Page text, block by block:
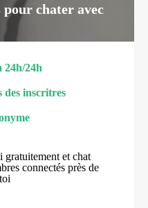
chater avec
24h/24h
des inscritres
gratuitement et chat
connectés près de